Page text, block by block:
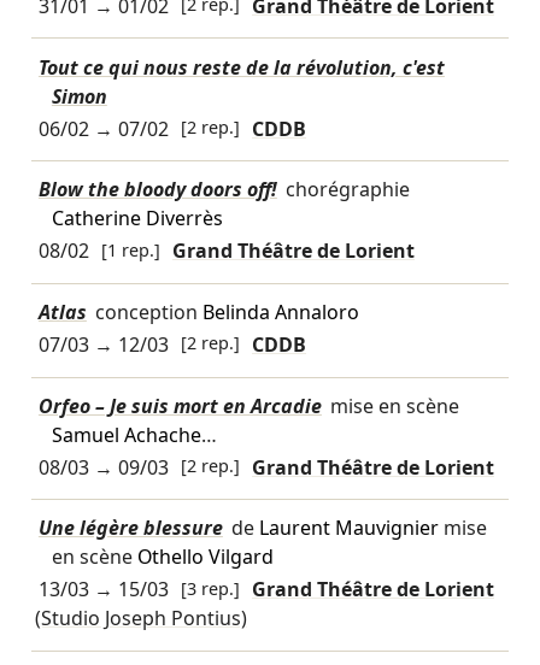
31/01 → 01/02 Grand Théâtre de Lorient
Tout ce qui nous reste de la révolution, c'est
Simon
06/02→ 07/02 [2 rep.] CDDB
Blow the bloody doors off! chorégraphie
Catherine Diverrès
08/02 [1 rep.] Grand Théâtre de Lorient
Atlas conception Belinda Annaloro
07/03→ 12/03 [2 rep.] CDDB
Orfeo – Je suis mort en Arcadie mise en scène
Samuel Achache…
08/03→ 09/03 [2 rep.] Grand Théâtre de Lorient
Une légère blessure de Laurent Mauvigniermise
en scène Othello Vilgard
13/03→ 15/03 [3 rep.]
Grand Théâtre de Lorient
(Studio Joseph Pontius)